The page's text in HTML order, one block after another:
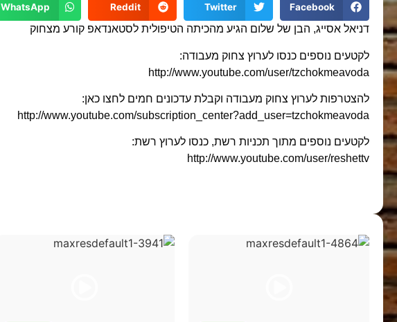
Facebook
Twitter
Reddit
WhatsApp
דניאל אסייג, הבן של שלום הגיע מהכיתה הטיפולית לסטאנדאפ קורע מצחוק
לקטעים נוספים כנסו לערוץ צחוק מעבודה:
http://www.youtube.com/user/tzchokmeavoda
להצטרפות לערוץ צחוק מעבודה וקבלת עדכונים חמים לחצו כאן:
http://www.youtube.com/subscription_center?add_user=tzchokmeavoda
לקטעים נוספים מתוך תכניות רשת, כנסו לערוץ רשת:
http://www.youtube.com/user/reshettv